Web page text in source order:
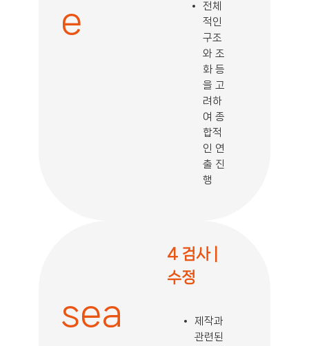
e
전체
적인
구조
와 조
화 등
을 고
려하
여 종
합적
인 연
출 진
행
sea
4 검사 |
수정
제작과
관련된